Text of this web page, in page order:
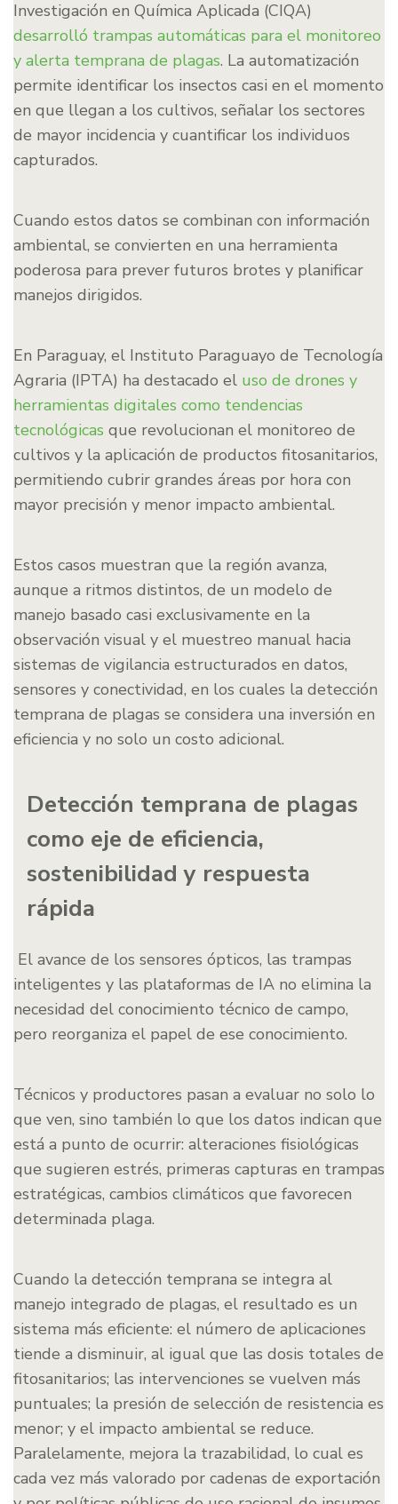
Investigación en Química Aplicada (CIQA)
desarrolló trampas automáticas para el monitoreo
y alerta temprana de plagas. La automatización
permite identificar los insectos casi en el momento
en que llegan a los cultivos, señalar los sectores
de mayor incidencia y cuantificar los individuos
capturados.
Cuando estos datos se combinan con información
ambiental, se convierten en una herramienta
poderosa para prever futuros brotes y planificar
manejos dirigidos.
En Paraguay, el Instituto Paraguayo de Tecnología
Agraria (IPTA) ha destacado el uso de drones y
herramientas digitales como tendencias
tecnológicas que revolucionan el monitoreo de
cultivos y la aplicación de productos fitosanitarios,
permitiendo cubrir grandes áreas por hora con
mayor precisión y menor impacto ambiental.
Estos casos muestran que la región avanza,
aunque a ritmos distintos, de un modelo de
manejo basado casi exclusivamente en la
observación visual y el muestreo manual hacia
sistemas de vigilancia estructurados en datos,
sensores y conectividad, en los cuales la detección
temprana de plagas se considera una inversión en
eficiencia y no solo un costo adicional.
Detección temprana de plagas
como eje de eficiencia,
sostenibilidad y respuesta
rápida
El avance de los sensores ópticos, las trampas
inteligentes y las plataformas de IA no elimina la
necesidad del conocimiento técnico de campo,
pero reorganiza el papel de ese conocimiento.
Técnicos y productores pasan a evaluar no solo lo
que ven, sino también lo que los datos indican que
está a punto de ocurrir: alteraciones fisiológicas
que sugieren estrés, primeras capturas en trampas
estratégicas, cambios climáticos que favorecen
determinada plaga.
Cuando la detección temprana se integra al
manejo integrado de plagas, el resultado es un
sistema más eficiente: el número de aplicaciones
tiende a disminuir, al igual que las dosis totales de
fitosanitarios; las intervenciones se vuelven más
puntuales; la presión de selección de resistencia es
menor; y el impacto ambiental se reduce.
Paralelamente, mejora la trazabilidad, lo cual es
cada vez más valorado por cadenas de exportación